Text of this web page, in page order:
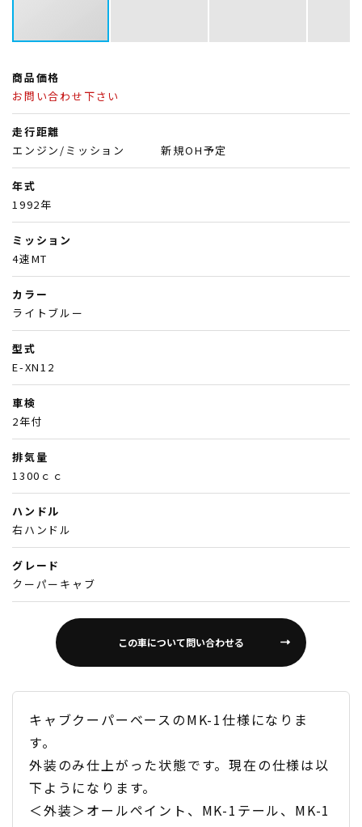
商品価格
お問い合わせ下さい
走行距離
エンジン/ミッション 新規OH予定
年式
1992年
ミッション
4速MT
カラー
ライトブルー
型式
E-XN12
車検
2年付
排気量
1300ｃｃ
ハンドル
右ハンドル
グレード
クーパーキャブ
この車について問い合わせる
キャブクーパーベースのMK-1仕様になりま
す。
外装のみ仕上がった状態です。現在の仕様は以
下ようになります。
＜外装＞オールペイント、MK-1テール、MK-1